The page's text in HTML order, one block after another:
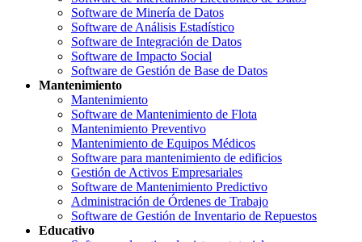
Software de Minería de Datos
Software de Análisis Estadístico
Software de Integración de Datos
Software de Impacto Social
Software de Gestión de Base de Datos
Mantenimiento
Mantenimiento
Software de Mantenimiento de Flota
Mantenimiento Preventivo
Mantenimiento de Equipos Médicos
Software para mantenimiento de edificios
Gestión de Activos Empresariales
Software de Mantenimiento Predictivo
Administración de Órdenes de Trabajo
Software de Gestión de Inventario de Repuestos
Educativo